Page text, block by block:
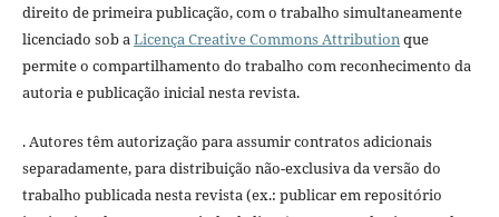
direito de primeira publicação, com o trabalho simultaneamente
licenciado sob aLicença Creative Commons Attributionque
permite o compartilhamento do trabalho com reconhecimento da
autoria e publicação inicial nesta revista.
. Autores têm autorização para assumir contratos adicionais
separadamente, para distribuição não-exclusiva da versão do
trabalho publicada nesta revista (ex.: publicar em repositório